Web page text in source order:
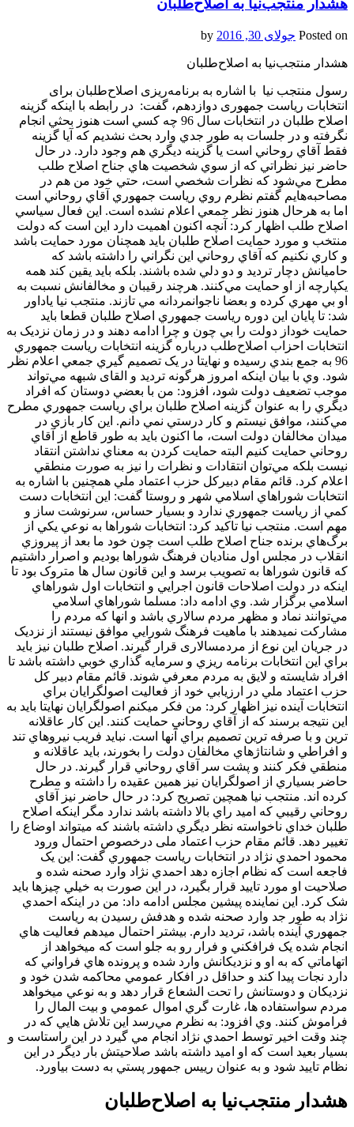
هشدار منتجب‌نیا به اصلاح‌طلبان
Posted on جولای 30, 2016
هشدار منتجب‌نیا به اصلاح‌طلبان
رسول منتجب نيا با اشاره به برنامه‌ریزی اصلاح‌طلبان برای
انتخابات ریاست جمهوری دوازدهم، گفت: در رابطه با اينکه گزينه
اصلاح طلبان در انتخابات سال 96 چه کسي است هنوز بحثي انجام
نگرفته و در جلسات به طور جدي وارد بحث نشديم که آيا گزينه
فقط آقاي روحاني است يا گزينه ديگري هم وجود دارد. در حال
حاضر نيز نظراتي که از سوي شخصيت هاي جناح اصلاح طلب
مطرح مي‌شود که نظرات شخصي است، حتي خود من هم در
مصاحبه‌هايم گفتم نظرم روي رياست جمهوري آقاي روحاني است
اما به هرحال هنوز نظر جمعي اعلام نشده است. اين فعال سياسي
اصلاح طلب اظهار کرد: آنچه اکنون اهميت دارد اين است که دولت
منتخب و مورد حمايت اصلاح طلبان بايد همچنان مورد حمايت باشد
و کاري نکنيم که آقاي روحاني اين نگراني را داشته باشد که
حاميانش دچار ترديد و دو دلي شده باشند. بلکه بايد يقين کند همه
يکپارچه از او حمايت مي‌کنند. هرچند رقيبان و مخالفانش نسبت به
او بي مهري کرده و بعضا ناجوانمردانه مي تازند. منتجب نيا ياداور
شد: تا پايان اين دوره رياست جمهوري اصلاح طلبان قطعا بايد
حمايت خوداز دولت را بي چون و چرا ادامه دهند و در زمان نزديک به
انتخابات احزاب اصلاح‌طلب درباره گزينه انتخابات رياست جمهوري
96 به جمع بندي رسيده و نهايتا در يک تصميم گيري جمعي اعلام نظر
شود. وي با بيان اينکه امروز هرگونه ترديد و القای شبهه مي‌تواند
موجب تضعيف دولت شود، افزود: من با بعضي دوستان که افراد
ديگري را به عنوان گزينه اصلاح طلبان براي رياست جمهوري مطرح
مي‌کنند، موافق نيستم و کار درستي نمي دانم. اين کار بازي در
ميدان مخالفان دولت است، ما اکنون بايد به طور قاطع از آقاي
روحاني حمايت کنيم البته حمايت کردن به معناي نداشتن انتقاد
نيست بلکه مي‌توان انتقادات و نظرات را نيز به صورت منطقي
اعلام کرد. قائم مقام دبيرکل حزب اعتماد ملي همچنين با اشاره به
انتخابات شوراهاي اسلامي شهر و روستا گفت: اين انتخابات دست
کمي از رياست جمهوري ندارد و بسيار حساس، سرنوشت ساز و
مهم است. منتجب نيا تاکيد کرد: انتخابات شوراها به نوعي يکي از
برگ‌هاي برنده جناح اصلاح طلب است چون خود ما بعد از پيروزي
انقلاب در مجلس اول مناديان فرهنگ شوراها بوديم و اصرار داشتيم
که قانون شوراها به تصويب برسد و اين قانون سال ها متروک بود تا
اينکه در دولت اصلاحات قانون اجرايي و انتخابات اول شوراهاي
اسلامي برگزار شد. وي ادامه داد: مسلما شوراهاي اسلامي
مي‌توانند نماد و مظهر مردم سالاري باشد و انها که مردم را
مشارکت نميدهند با ماهيت فرهنگ شورايي موافق نيستند از نزدیک
در جریان این نوع از مردمسالاری قرار گیرند. اصلاح طلبان نيز بايد
براي اين انتخابات برنامه ريزي و سرمايه گذاري خوبي داشته باشد تا
افراد شايسته و لايق به مردم معرفي شوند. قائم مقام دبير کل
حزب اعتماد ملي در ارزيابي خود از فعاليت اصولگرايان براي
انتخابات آينده نيز اظهار کرد: من فکر ميکنم اصولگرايان نهايتا بايد به
اين نتيجه برسند که از آقاي روحاني حمايت کنند. اين کار عاقلانه
ترين و با صرفه ترين تصميم براي آنها است. نبايد فريب نيروهاي تند
و افراطي و شانتاژهاي مخالفان دولت را بخورند، بايد عاقلانه و
منطقي فکر کنند و پشت سر آقاي روحاني قرار گيرند. در حال
حاضر بسياري از اصولگرايان نيز همين عقيده را داشته و مطرح
کرده اند. منتجب نيا همچين تصريح کرد: در حال حاضر نيز آقاي
روحاني رقيبي که اميد راي بالا داشته باشد ندارد مگر اينکه اصلاح
طلبان خداي ناخواسته نظر ديگري داشته باشند که ميتواند اوضاع را
تغيير دهد. قائم مقام حزب اعتماد ملی درخصوص احتمال ورود
محمود احمدي نژاد در انتخابات رياست جمهوري گفت: اين يک
فاجعه است که نظام اجازه دهد احمدي نژاد وارد صحنه شده و
صلاحيت او مورد تاييد قرار بگيرد، در اين صورت به خيلي چيزها بايد
شک کرد. اين نماينده پيشين مجلس ادامه داد: من در اينکه احمدي
نژاد به طور جد وارد صحنه شده و هدفش رسيدن به رياست
جمهوري آينده باشد، ترديد دارم. بيشتر احتمال ميدهم فعاليت هاي
انجام شده يک فرافکني و فرار رو به جلو است که ميخواهد از
اتهاماتي که به او و نزديکانش وارد شده و پرونده هاي فراواني که
دارد نجات پيدا کند و حداقل در افکار عمومي محاکمه شدن خود و
نزديکان و دوستانش را تحت الشعاع قرار دهد و به نوعي ميخواهد
مردم سواستفاده ها، غارت گري اموال عمومي و بيت المال را
فراموش کنند. وي افزود: به نظرم مي‌رسد اين تلاش هايي که در
چند وقت اخير توسط احمدي نژاد انجام مي گيرد در اين راستاست و
بسيار بعيد است که او اميد داشته باشد صلاحيتش بار ديگر در اين
نظام تاييد شود و به عنوان رييس جمهور پستي به دست بياورد.
هشدار منتجب‌نیا به اصلاح‌طلبان